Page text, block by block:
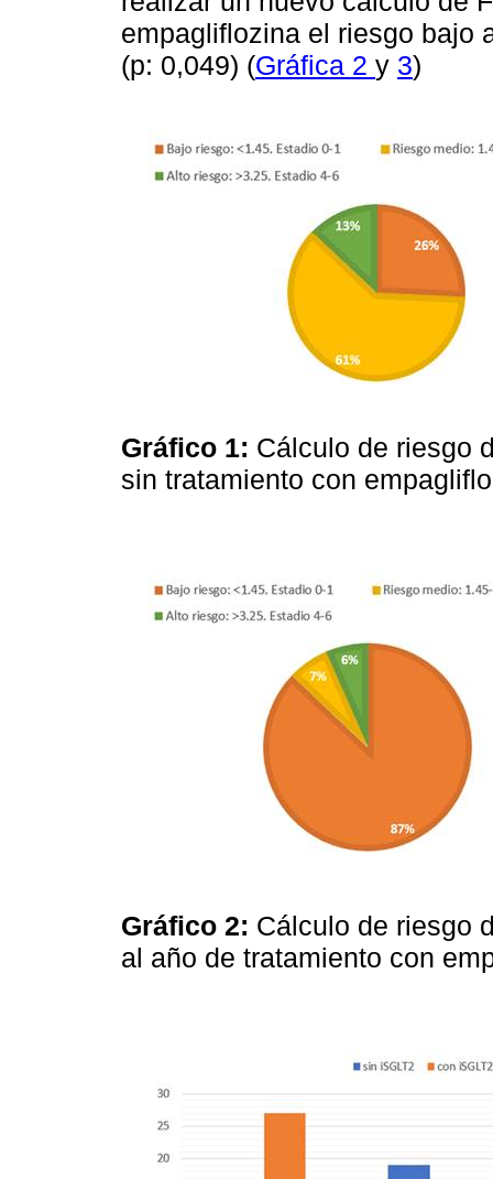
empagliflozina el riesgo bajo
(p: 0,049) (Gráfica 2 y 3)
Gráfico 1: Cálculo de riesgo
sin tratamiento con
Gráfico 2: Cálculo de riesgo
al año de tratamiento con